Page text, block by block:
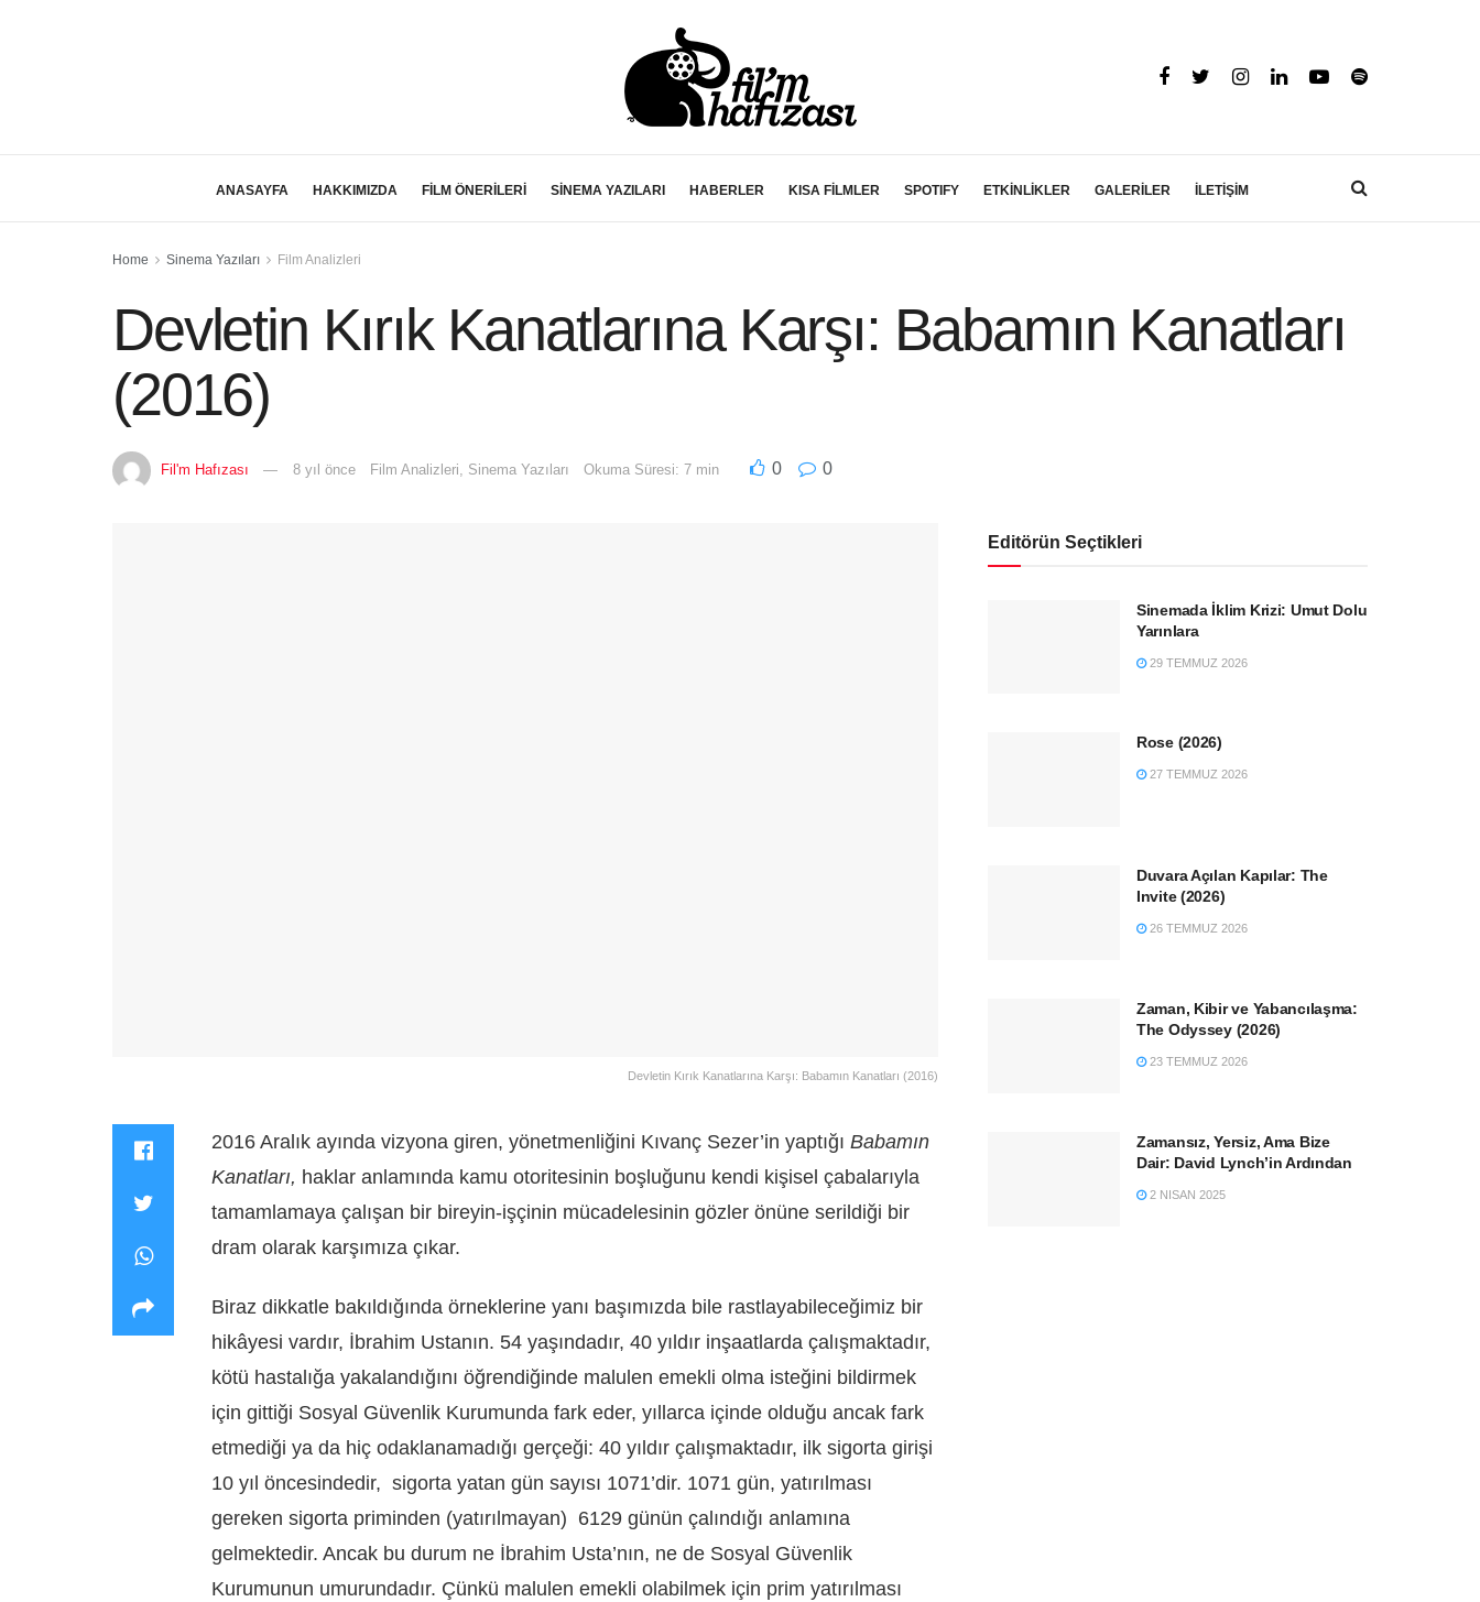
ANASAYFA HAKKIMIZDA FİLM ÖNERİLERİ SİNEMA YAZILARI HABERLER KISA FİLMLER SPOTIFY ETKİNLİKLER GALERİLER İLETİŞİM
Home Sinema Yazıları Film Analizleri
Devletin Kırık Kanatlarına Karşı: Babamın Kanatları
(2016)
Fil'm Hafızası 8 yıl önce Film Analizleri Sinema Yazıları Okuma Süresi: 7 min 0 0
Devletin Kırık Kanatlarına Karşı: Babamın Kanatları (2016)
2016 Aralık ayında vizyona giren, yönetmenliğini Kıvanç Sezer’in yaptığı Babamın
Kanatları, haklar anlamında kamu otoritesinin boşluğunu kendi kişisel çabalarıyla
tamamlamaya çalışan bir bireyin-işçinin mücadelesinin gözler önüne serildiği bir
dram olarak karşımıza çıkar.
Biraz dikkatle bakıldığında örneklerine yanı başımızda bile rastlayabileceğimiz bir
hikâyesi vardır, İbrahim Ustanın. 54 yaşındadır, 40 yıldır inşaatlarda çalışmaktadır,
kötü hastalığa yakalandığını öğrendiğinde malulen emekli olma isteğini bildirmek
için gittiği Sosyal Güvenlik Kurumunda fark eder, yıllarca içinde olduğu ancak fark
etmediği ya da hiç odaklanamadığı gerçeği: 40 yıldır çalışmaktadır, ilk sigorta girişi
10 yıl öncesindedir, sigorta yatan gün sayısı 1071’dir. 1071 gün, yatırılması
gereken sigorta priminden (yatırılmayan) 6129 günün çalındığı anlamına
gelmektedir. Ancak bu durum ne İbrahim Usta’nın, ne de Sosyal Güvenlik
Kurumunun umurundadır. Çünkü malulen emekli olabilmek için prim yatırılması
Editörün Seçtikleri
Sinemada İklim Krizi: Umut Dolu
Yarınlara
29 TEMMUZ 2026
Rose (2026)
27 TEMMUZ 2026
Duvara Açılan Kapılar: The
Invite (2026)
26 TEMMUZ 2026
Zaman, Kibir ve Yabancılaşma:
The Odyssey (2026)
23 TEMMUZ 2026
Zamansız, Yersiz, Ama Bize
Dair: David Lynch’in Ardından
2 NISAN 2025